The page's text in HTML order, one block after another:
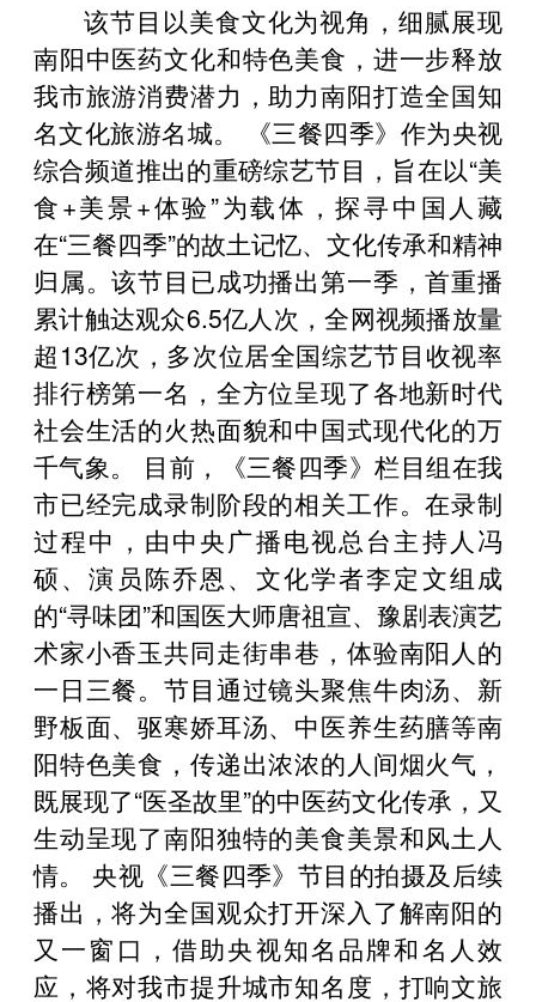
该节目以美食文化为视角，细腻展现
南阳中医药文化和特色美食，进一步释放
我市旅游消费潜力，助力南阳打造全国知
名文化旅游名城。 《三餐四季》作为央视
综合频道推出的重磅综艺节目，旨在以“美
食+美景+体验”为载体，探寻中国人藏
在“三餐四季”的故土记忆、文化传承和精神
归属。该节目已成功播出第一季，首重播
累计触达观众6.5亿人次，全网视频播放量
超13亿次，多次位居全国综艺节目收视率
排行榜第一名，全方位呈现了各地新时代
社会生活的火热面貌和中国式现代化的万
千气象。 目前，《三餐四季》栏目组在我
市已经完成录制阶段的相关工作。在录制
过程中，由中央广播电视总台主持人冯
硕、演员陈乔恩、文化学者李定文组成
的“寻味团”和国医大师唐祖宣、豫剧表演艺
术家小香玉共同走街串巷，体验南阳人的
一日三餐。节目通过镜头聚焦牛肉汤、新
野板面、驱寒娇耳汤、中医养生药膳等南
阳特色美食，传递出浓浓的人间烟火气，
既展现了“医圣故里”的中医药文化传承，又
生动呈现了南阳独特的美食美景和风土人
情。 央视《三餐四季》节目的拍摄及后续
播出，将为全国观众打开深入了解南阳的
又一窗口，借助央视知名品牌和名人效
应，将对我市提升城市知名度，打响文旅